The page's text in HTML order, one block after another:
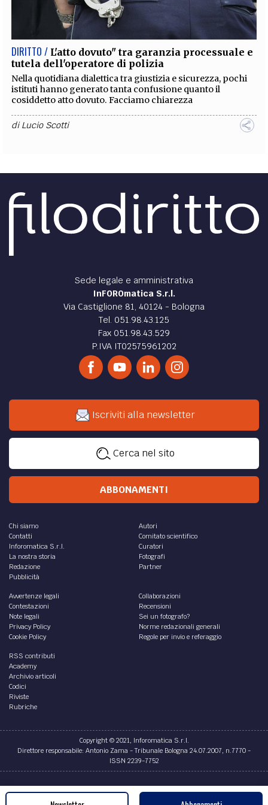
EXTRA
RUBRICHE PROCEEDINGS PUBBLICITÀ CONTATTI
SOCIAL MEDIA
DIRITTO / L'atto dovuto" tra garanzia processuale e
tutela dell'operatore di polizia
Nella quotidiana dialettica tra giustizia e sicurezza, pochi
istituti hanno generato tanta confusione quanto il
cosiddetto atto dovuto. Facciamo chiarezza
diLucio Scotti
Sede legale e amministrativa
InFOROmatica S.r.l.
Via Castiglione 81, 40124 - Bologna
Tel. 051.98.43.125
Fax 051.98.43.529
P.IVA IT02575961202
Iscriviti alla newsletter
Cerca nel sito
ABBONAMENTI
Chi siamo
Contatti
Inforomatica S.r.l.
La nostra storia
Redazione
Pubblicità
Autori
Comitato scientifico
Curatori
Fotografi
Partner
Avvertenze legali
Contestazioni
Note legali
Privacy Policy
Cookie Policy
Collaborazioni
Recensioni
Sei un fotografo?
Norme redazionali generali
Regole per invio e referaggio
RSS contributi
Academy
Archivio articoli
Codici
Riviste
Rubriche
Copyright © 2021, Inforomatica S.r.l.
Direttore responsabile: Antonio Zama - Tribunale Bologna 24.07.2007, n.7770 -
ISSN 2239-7752
Credits